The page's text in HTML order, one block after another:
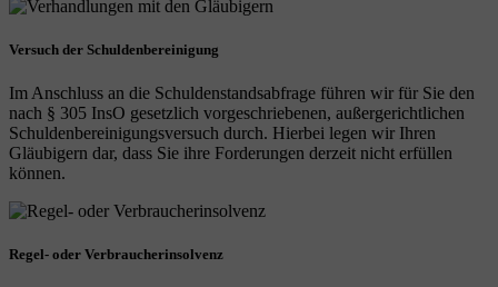
Versuch der Schuldenbereinigung
Im Anschluss an die Schuldenstandsabfrage führen wir für Sie den
nach § 305 InsO gesetzlich vorgeschriebenen, außergerichtlichen
Schuldenbereinigungsversuch durch. Hierbei legen wir Ihren
Gläubigern dar, dass Sie ihre Forderungen derzeit nicht erfüllen
können.
Regel- oder Verbraucherinsolvenz